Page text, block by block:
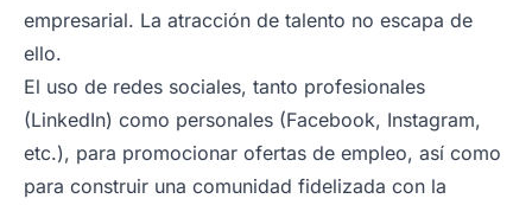
empresarial. La atracción de talento no escapa de
ello.
El uso de redes sociales, tanto profesionales
(LinkedIn) como personales (Facebook, Instagram,
etc.), para promocionar ofertas de empleo, así como
para construir una comunidad fidelizada con la